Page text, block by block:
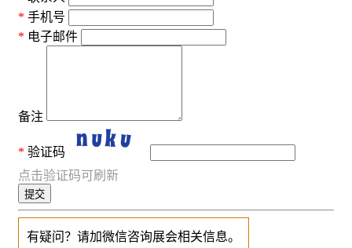
手机号
电子邮件
备注
验证码
点击验证码可刷新
提交
有疑问？请加微信咨询展会相关信息。